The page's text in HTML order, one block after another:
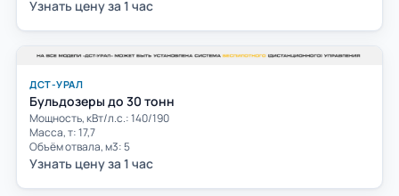
Узнать цену за 1 час
ДСТ-УРАЛ
Бульдозеры до 30 тонн
Мощность, кВт/л.с.: 140/190
Масса, т: 17,7
Объём отвала, м3: 5
Узнать цену за 1 час